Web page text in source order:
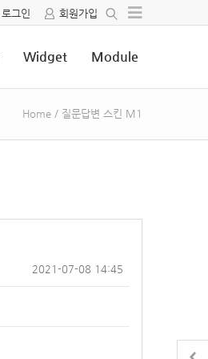
로그인 회원가입
Widget Module
Home / 질문답변 스킨 M1
2021-07-08 14:45